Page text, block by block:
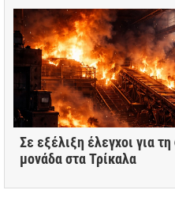
Σε εξέλιξη έλεγχοι για
μονάδα στα Τρίκαλα